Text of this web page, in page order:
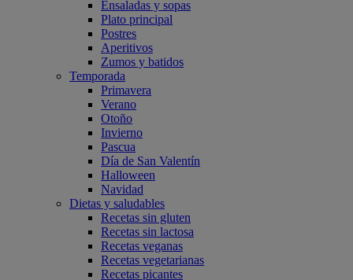
Ensaladas y sopas
Plato principal
Postres
Aperitivos
Zumos y batidos
Temporada
Primavera
Verano
Otoño
Invierno
Pascua
Día de San Valentín
Halloween
Navidad
Dietas y saludables
Recetas sin gluten
Recetas sin lactosa
Recetas veganas
Recetas vegetarianas
Recetas picantes